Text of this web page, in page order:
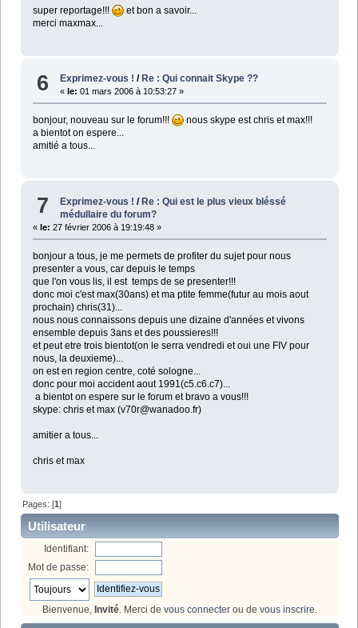
super reportage!!!
et bon a savoir...
merci maxmax...
6 Exprimez-vous ! / Re : Qui connait Skype ??
« le: 01 mars 2006 à 10:53:27 »
bonjour, nouveau sur le forum!!!
nous skype est chris et max!!!
a bientot on espere...
amitié a tous...
7 Exprimez-vous ! /Re : Qui est le plus vieux bléssé
médullaire du forum?
« le: 27 février 2006 à 19:19:48 »
bonjour a tous, je me permets de profiter du sujet pour nous
presenter a vous, car depuis le temps
que l'on vous lis, il est temps de se presenter!!!
donc moi c'est max(30ans) et ma ptite femme(futur au mois aout
prochain) chris(31)...
nous nous connaissons depuis une dizaine d'années et vivons
ensemble depuis 3ans et des poussieres!!!
et peut etre trois bientot(on le serra vendredi et oui une FIV pour
nous, la deuxieme)...
on est en region centre, coté sologne...
donc pour moi accident aout 1991(c5.c6.c7)...
a bientot on espere sur le forum et bravo a vous!!!
skype: chris et max (v70r@wanadoo.fr)
amitier a tous...
chris et max
Pages: [1]
Utilisateur
Identifiant:
Mot de passe:
Bienvenue, Invité. Merci de vous connecter ou de vous inscrire.